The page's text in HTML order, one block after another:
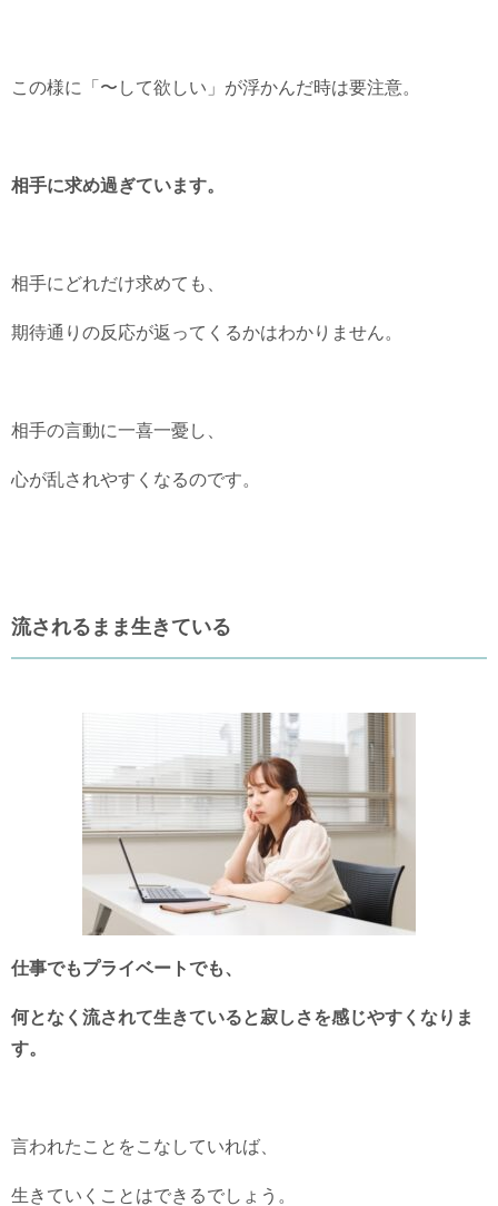
この様に「〜して欲しい」が浮かんだ時は要注意。
相手に求め過ぎています。
相手にどれだけ求めても、
期待通りの反応が返ってくるかはわかりません。
相手の言動に一喜一憂し、
心が乱されやすくなるのです。
流されるまま生きている
仕事でもプライベートでも、
何となく流されて生きていると寂しさを感じやすくなりま
す。
言われたことをこなしていれば、
生きていくことはできるでしょう。